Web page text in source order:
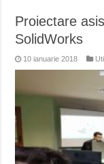
Proiectare
SolidWorks
10 ianuarie 2018